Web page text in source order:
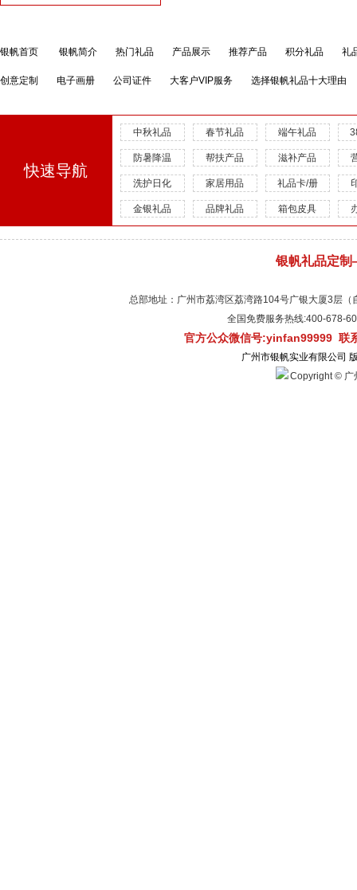
银帆首页 银帆简介 热门礼品 产品展示 推荐产品 积分礼品 礼
创意定制 电子画册 公司证件 大客户VIP服务 选择银帆礼品十大理由
快速导航
中秋礼品 春节礼品 端午礼品
防暑降温 帮扶产品 滋补产品
洗护日化 家居用品 礼品卡/册
金银礼品 品牌礼品 箱包皮具
银帆礼品定
总部地址：广州市荔湾区荔湾路104号广银大厦3层
全国免费服务热线:400-
官方公众微信号:yinfan99999 联
广州市银帆实业有限公司
Copyright © 广